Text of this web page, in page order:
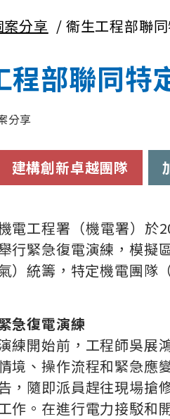
分享 衞生工程部聯
程部聯同特
分享
建構創新卓越團隊
電工程署（機電署）於
行緊急復電演練，模擬
）統籌，特定機電團隊
急復電演練
練開始前，工程師吳展
境、操作流程和緊急應
，隨即派員趕往現場搶
作。在進行電力接駁和